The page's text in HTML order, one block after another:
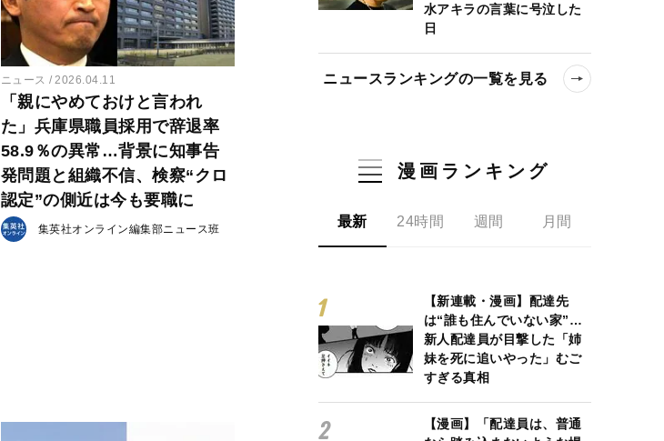
ニュース 2026.04.11
「親にやめておけと言われ
た」兵庫県職員採用で辞退率
58.9％の異常…背景に知事告
発問題と組織不信、検察“クロ
認定”の側近は今も要職に
集英社オンライン編集部ニュース班
水アキラの言葉に号泣した
日
ニュースランキングの一覧を見る
漫画ランキング
最新 24時間 週間 月間
【新連載・漫画】配達先
は“誰も住んでいない家”…
新人配達員が目撃した「姉
妹を死に追いやった」むご
すぎる真相
【漫画】「配達員は、普通